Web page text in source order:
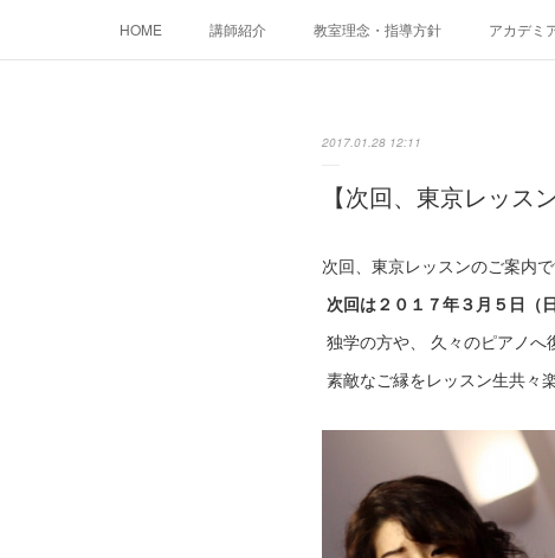
HOME 講師紹介 教室理念・指導方針 アカデミ
2017.01.28 12:11
【次回、東京レッス
次回、東京レッスンのご案内で
次回は２０１７年３月５日（
独学の方や、 久々のピアノ
素敵なご縁をレッスン生共々